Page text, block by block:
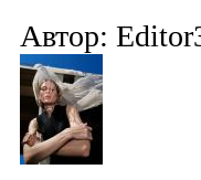
Автор: